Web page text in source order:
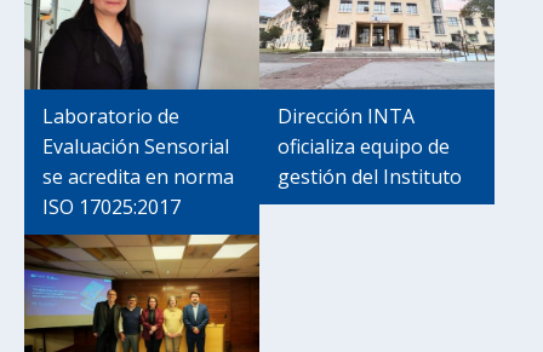
Laboratorio de
Evaluación Sensorial
se acredita en norma
ISO 17025:2017
Dirección INTA
oficializa equipo de
gestión del Instituto